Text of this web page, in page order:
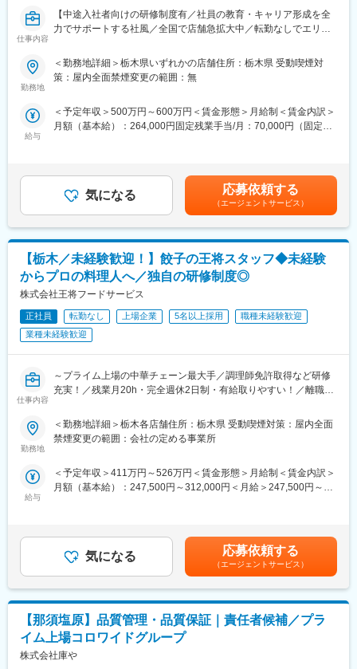
変更の範囲：本文参照
た自社店舗用製品の製造が中心でしたが、現在はイオングループ
各社への製品供給をスタートさせ、外販事業としての品位向上・
レベルアップを進めています。これからまだまだ成長する部門で
■当社について：
ジン」「オリジン弁当」「オリジンデリカ」）、飲食業を主体事
業とする外食事業（「れんげ食堂Toshu」「武蔵野うどん小麦晴
変更の範囲：工場品質保証に関わる業務及び関連付随業務／人事
異動が行われた場合は会社の指示する業務
仕事内容
【中途入社者向けの研修制度有／社員の教育・キャリア形成を全
力でサポートする社風／全国で店舗急拡大中／転勤なしでエリア
■採用背景：
当社の運営する『ほっともっと』や『やよい軒』は、全国各地で
め、やよい軒の店長ポジションにおいてエリア限定という形で増
員採用を行っていきます。転勤が難しい、よく知った地で働きた
検討ください。
■業務内容：
『やよい軒』の店舗責任者として、店舗運営全般をお任せしま
す。売上はあとからついてくるという考えで店舗運営を任せてい
るので、クルーの成長やお客様満足度の向上に専念していただけ
ます。
■評価制度：
評価制度においては、売上そのものもよりも、クルーを大切に
し、お客様満足度の指標であるQSC(品質・サービス・清潔さ)を
高められるかを重視します。年齢や経験問わず、早期のキャリア
アップも可能です。
■店長のサポート体制：
◎クルーの応募受付・面接実施をコールセンターによる一括対応
に
■企業の特徴・魅力
1980年以来、「ほっともっと」「やよい軒」を中心に事業を拡大
今後は、安定基盤を背景に、工場の効率化・自働化をさらに推進
し、より多くの「温かいおいしさ」を届ける製造体制を強化する
フェーズです。
変更の範囲：会社の定める業務
勤務地
＜勤務地詳細＞栃木県いずれかの店舗住所：栃木県 受動喫煙対
策：屋内全面禁煙変更の範囲：無
給与
＜予定年収＞500万円～600万円＜賃金形態＞月給制＜賃金内訳＞
月額（基本給）：264,000円固定残業手当/月：70,000円（固定残
メージ：月収38.8万円（月給33.7万円＋住宅手当3.5万円＋子育て
支援手当1.6万円）■モデル年収：年収700万円 入社6年、OFC年
収631万円 入社3年、シニアストアマネージャー年収539万円
入社2年、ストアマネージャー賃金はあくまでも目安の金額であ
り、選考を通じて上下する可能性があります。月給(月額)は固定手
当を含めた表記です。
気になる 応募依頼する
（エージェントサービス）
【栃木／未経験歓迎！】餃子の王将スタッフ◆未経験
からプロの料理人へ／独自の研修制度◎
株式会社王将フードサービス
正社員 転勤なし 上場企業 5名以上採用
職種未経験歓迎
業種未経験歓迎
仕事内容
～プライム上場の中華チェーン最大手／調理師免許取得など研修
充実！／残業月20h・完全週休2日制・有給取りやすい！／離職率
■業務概要：
中華料理チェーン最大手である「餃子の王将」にて接客・調理か
店舗づくりもお任せします
＜★飲食業を盛り上げていきたい方歓迎！あなたオリジナルの餃
調理・接客・スタッフ教育・集客企画・広告宣伝まで担当するこ
とにより、お客様の声を味付けやメニューに反映することができ
ます
日本中にある王将はすべてが個性的。私たちと一緒にあなたらし
い餃子の王将を創り上げてください！
■王将のキャリアパス：
▼店舗スタッフ
接客や調理を中心に店舗業務を担当
勤務地
＜勤務地詳細＞栃木各店舗住所：栃木県 受動喫煙対策：屋内全面
禁煙変更の範囲：会社の定める事業所
給与
＜予定年収＞411万円～526万円＜賃金形態＞月給制＜賃金内訳＞
月額（基本給）：247,500円～312,000円＜月給＞247,500円～
万円4年目副店長：605万円5年目店長：700万円賃金はあくまでも
目安の金額であり、選考を通じて上下する可能性があります。月
給(月額)は固定手当を含めた表記です。
気になる 応募依頼する
（エージェントサービス）
【那須塩原】品質管理・品質保証｜責任者候補／プラ
イム上場コロワイドグループ
株式会社庫や